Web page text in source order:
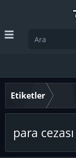
Etiketler
para cezası